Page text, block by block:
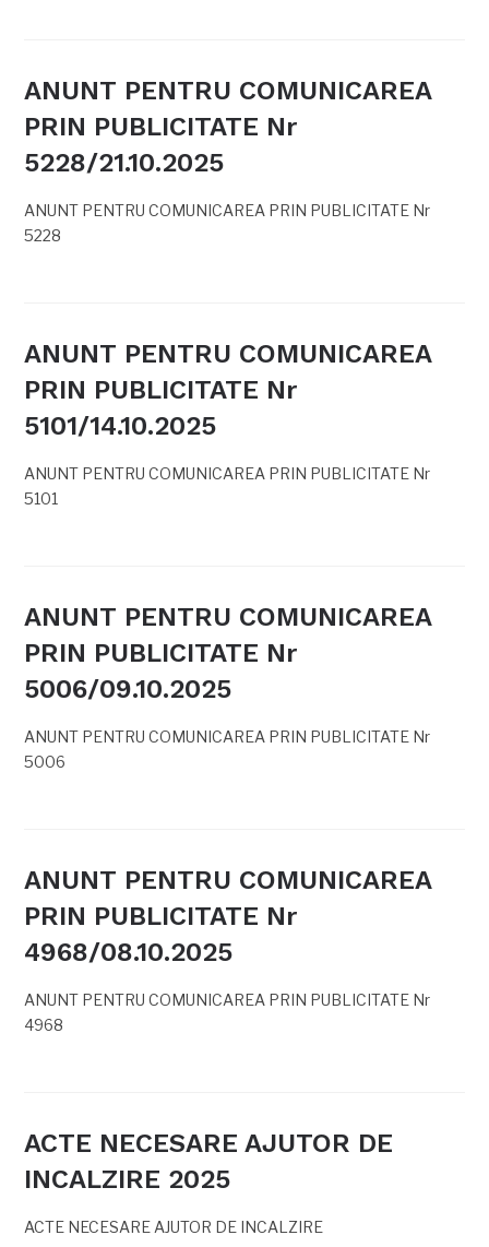
ANUNT PENTRU COMUNICAREA
PRIN PUBLICITATE Nr
5228/21.10.2025
ANUNT PENTRU COMUNICAREA PRIN PUBLICITATE Nr
5228
ANUNT PENTRU COMUNICAREA
PRIN PUBLICITATE Nr
5101/14.10.2025
ANUNT PENTRU COMUNICAREA PRIN PUBLICITATE Nr
5101
ANUNT PENTRU COMUNICAREA
PRIN PUBLICITATE Nr
5006/09.10.2025
ANUNT PENTRU COMUNICAREA PRIN PUBLICITATE Nr
5006
ANUNT PENTRU COMUNICAREA
PRIN PUBLICITATE Nr
4968/08.10.2025
ANUNT PENTRU COMUNICAREA PRIN PUBLICITATE Nr
4968
ACTE NECESARE AJUTOR DE
INCALZIRE 2025
ACTE NECESARE AJUTOR DE INCALZIRE